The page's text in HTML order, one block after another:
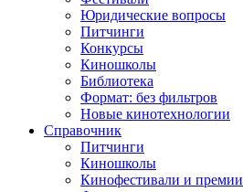
Юридические вопросы
Питчинги
Конкурсы
Киношколы
Библиотека
Формат: без фильтров
Новые кинотехнологии
Справочник
Питчинги
Киношколы
Кинофестивали и премии